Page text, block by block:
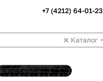
+7 (4212) 64-01-23
Каталог
Калькулятор шин